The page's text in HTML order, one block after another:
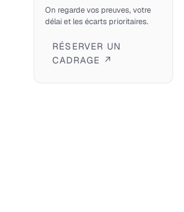
On regarde vos preuves, votre
délai et les écarts prioritaires.
RÉSERVER UN
CADRAGE ↗